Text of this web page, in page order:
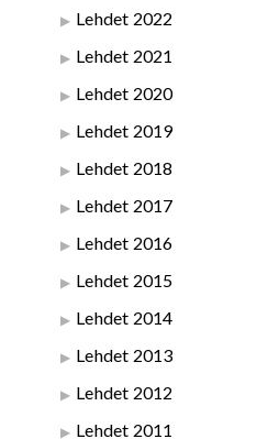
Lehdet 2022
Lehdet 2021
Lehdet 2020
Lehdet 2019
Lehdet 2018
Lehdet 2017
Lehdet 2016
Lehdet 2015
Lehdet 2014
Lehdet 2013
Lehdet 2012
Lehdet 2011